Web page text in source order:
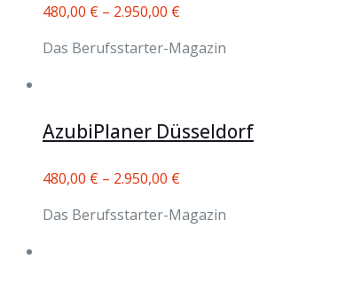
480,00 € – 2.950,00 €
Das Berufsstarter-Magazin
AzubiPlaner Düsseldorf
480,00 € – 2.950,00 €
Das Berufsstarter-Magazin